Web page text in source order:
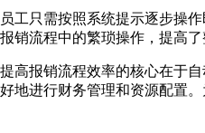
工只需按照系统提示逐步操
销流程中的繁琐操作，提高了
高报销流程效率的核心在于
地进行财务管理和资源配置